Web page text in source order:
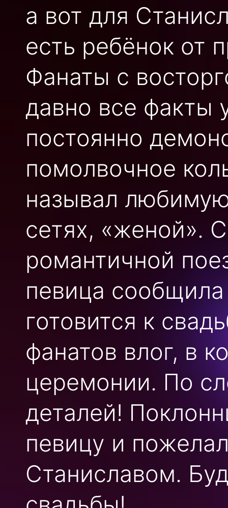
а вот для
есть ребёнок от
Фанаты с
давно все факты
постоянно
помолвочное
называл
сетях, «женой».
романтичной
певица
готовится к
фанатов влог, в
церемонии. По
деталей!
певицу и
Станиславом.